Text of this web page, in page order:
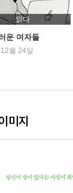
누구나 약한 존재
미래는 언제나
늘 정답인 것은
피는 건강을, 더
존경하는 사람이
다
읽다
운 여자들
월 24일
미지